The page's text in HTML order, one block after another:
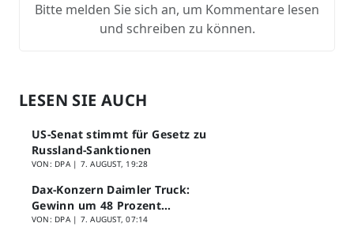
Bitte melden Sie sich an, um Kommentare lesen
und schreiben zu können.
LESEN SIE AUCH
US-Senat stimmt für Gesetz zu
Russland-Sanktionen
VON: DPA | 7. AUGUST, 19:28
Dax-Konzern Daimler Truck:
Gewinn um 48 Prozent
eingebrochen
VON: DPA | 7. AUGUST, 07:14